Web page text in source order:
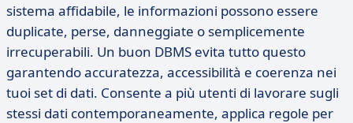
sistema affidabile, le informazioni possono essere
duplicate, perse, danneggiate o semplicemente
irrecuperabili. Un buon DBMS evita tutto questo
garantendo accuratezza, accessibilità e coerenza nei
tuoi set di dati. Consente a più utenti di lavorare sugli
stessi dati contemporaneamente, applica regole per